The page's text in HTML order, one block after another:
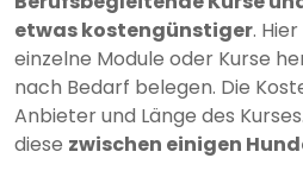
etwas kostengünstiger.
einzelne Module oder Kurse
nach Bedarf belegen. Die
Anbieter und Länge des
diese zwischen einigen